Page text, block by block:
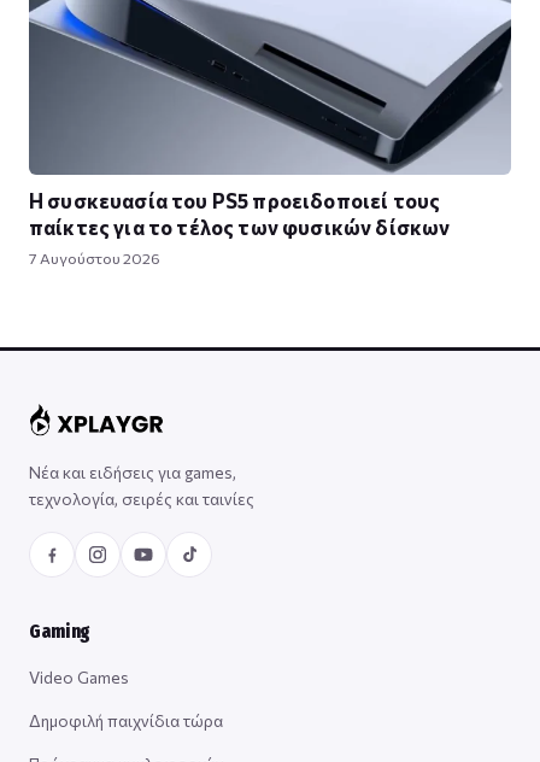
Η συσκευασία του PS5 προειδοποιεί τους
παίκτες για το τέλος των φυσικών δίσκων
7 Αυγούστου 2026
Νέα και ειδήσεις για games,
τεχνολογία, σειρές και ταινίες
Gaming
Video Games
Δημοφιλή παιχνίδια τώρα